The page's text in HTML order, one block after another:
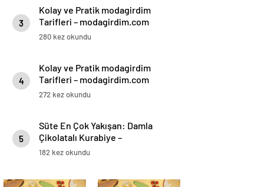
3
Kolay ve Pratik modagirdim
Tarifleri – modagirdim.com
280 kez okundu
4
Kolay ve Pratik modagirdim
Tarifleri – modagirdim.com
272 kez okundu
5
Süte En Çok Yakışan: Damla
Çikolatalı Kurabiye –
modagirdim.com
182 kez okundu